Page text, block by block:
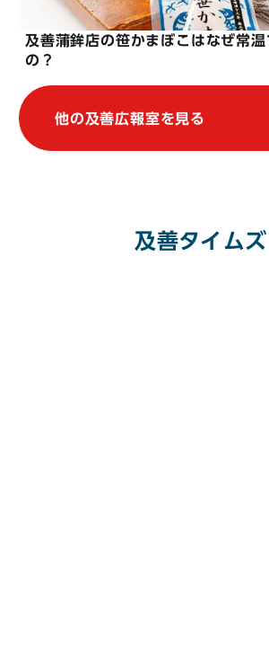
及善蒲鉾店の笹かまぼこはなぜ常
の？
他の及善広報室を見る
及善タイムズ